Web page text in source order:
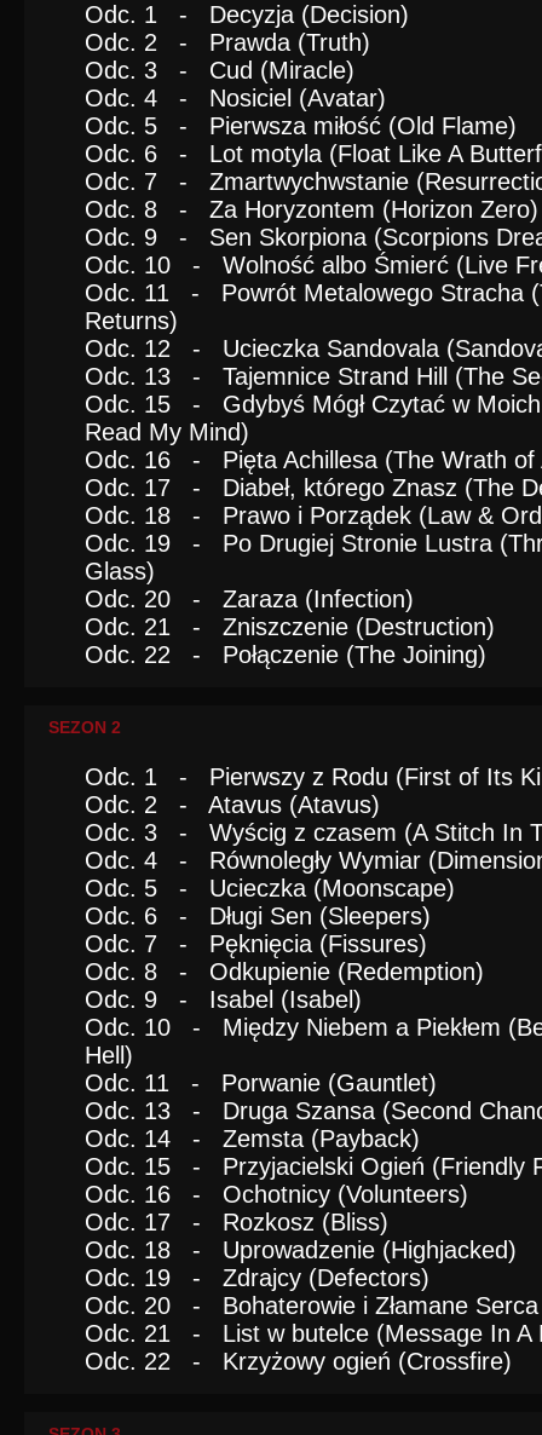
Odc. 1 - Decyzja (Decision)
Odc. 2 - Prawda (Truth)
Odc. 3 - Cud (Miracle)
Odc. 4 - Nosiciel (Avatar)
Odc. 5 - Pierwsza miłość (Old Flame)
Odc. 6 - Lot motyla (Float Like A
Odc. 7 - Zmartwychwstanie
Odc. 8 - Za Horyzontem (Horizon Zero)
Odc. 9 - Sen Skorpiona (Scorpions
Odc. 10 - Wolność albo Śmierć (Live
Odc. 11 - Powrót Metalowego Stracha
Returns)
Odc. 12 - Ucieczka Sandovala
Odc. 13 - Tajemnice Strand Hill (The
Odc. 15 - Gdybyś Mógł Czytać w Moich
Read My Mind)
Odc. 16 - Pięta Achillesa (The Wrath of
Odc. 17 - Diabeł, którego Znasz (The
Odc. 18 - Prawo i Porządek (Law &
Odc. 19 - Po Drugiej Stronie Lustra
Glass)
Odc. 20 - Zaraza (Infection)
Odc. 21 - Zniszczenie (Destruction)
Odc. 22 - Połączenie (The Joining)
SEZON 2
Odc. 1 - Pierwszy z Rodu (First of Its
Odc. 2 - Atavus (Atavus)
Odc. 3 - Wyścig z czasem (A Stitch In
Odc. 4 - Równoległy Wymiar
Odc. 5 - Ucieczka (Moonscape)
Odc. 6 - Długi Sen (Sleepers)
Odc. 7 - Pęknięcia (Fissures)
Odc. 8 - Odkupienie (Redemption)
Odc. 9 - Isabel (Isabel)
Odc. 10 - Między Niebem a Piekłem
Hell)
Odc. 11 - Porwanie (Gauntlet)
Odc. 13 - Druga Szansa (Second
Odc. 14 - Zemsta (Payback)
Odc. 15 - Przyjacielski Ogień (Friendly
Odc. 16 - Ochotnicy (Volunteers)
Odc. 17 - Rozkosz (Bliss)
Odc. 18 - Uprowadzenie (Highjacked)
Odc. 19 - Zdrajcy (Defectors)
Odc. 20 - Bohaterowie i Złamane
Odc. 21 - List w butelce (Message In A
Odc. 22 - Krzyżowy ogień (Crossfire)